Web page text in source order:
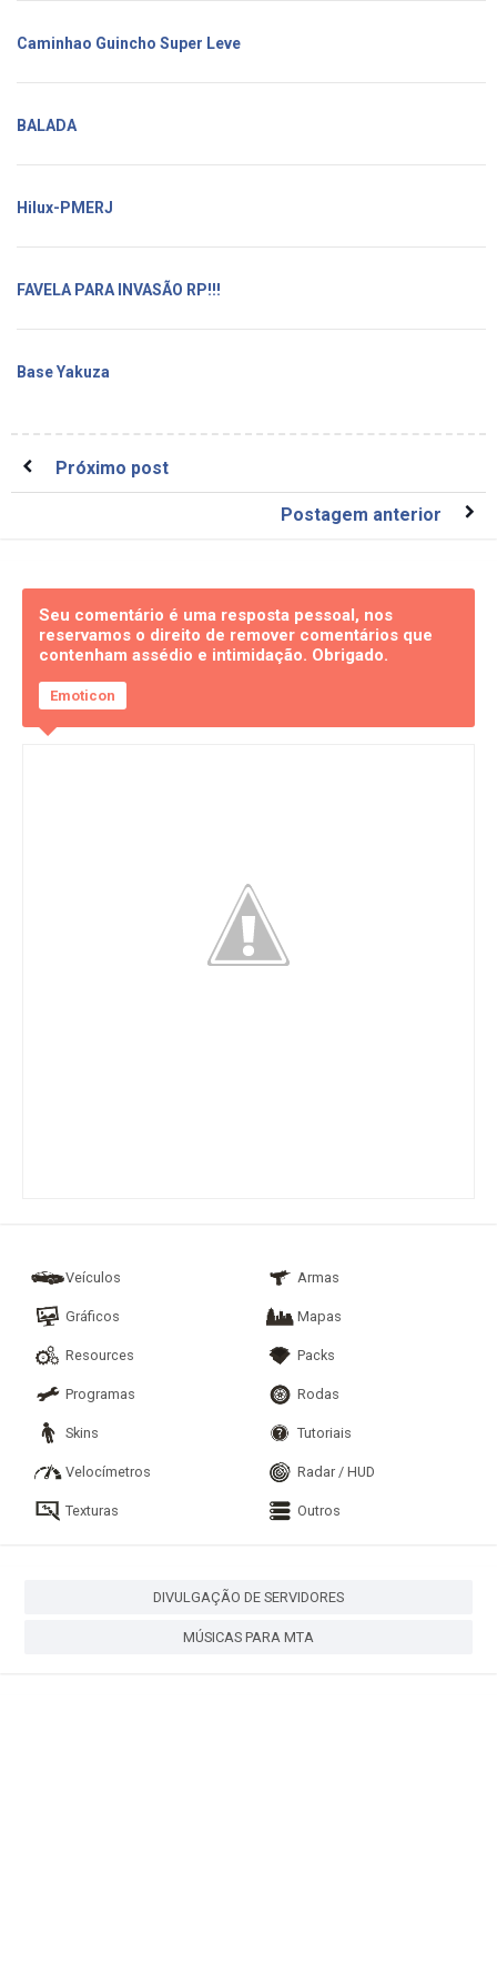
Caminhao Guincho Super Leve
BALADA
Hilux-PMERJ
FAVELA PARA INVASÃO RP!!!
Base Yakuza
Próximo post
Postagem anterior
Seu comentário é uma resposta pessoal, nos
reservamos o direito de remover comentários que
contenham assédio e intimidação. Obrigado.
Emoticon
Veículos Armas
Gráficos Mapas
Resources Packs
Programas Rodas
Skins Tutoriais
Velocímetros Radar / HUD
Texturas Outros
DIVULGAÇÃO DE SERVIDORES
MÚSICAS PARA MTA